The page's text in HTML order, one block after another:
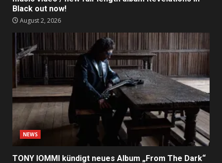
Black out now!
August 2, 2026
NEWS
TONY IOMMI kündigt neues Album „From The Dark“